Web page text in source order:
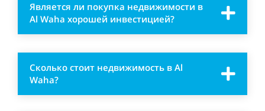
Является ли покупка недвижимости в
Al Waha хорошей инвестицией?
Сколько стоит недвижимость в Al
Waha?